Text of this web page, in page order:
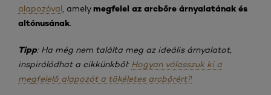
alapozóval , amelymegfelel az arcbőre árnyalatának és
altónusának.
Tipp: Ha még nem találta meg az ideális árnyalatot,
inspirálódhat a cikkünkből: Hogyan válasszuk ki a
megfelelő alapozót a tökéletes arcbőrért?